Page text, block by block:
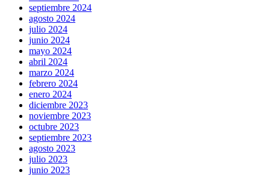
septiembre 2024
agosto 2024
julio 2024
junio 2024
mayo 2024
abril 2024
marzo 2024
febrero 2024
enero 2024
diciembre 2023
noviembre 2023
octubre 2023
septiembre 2023
agosto 2023
julio 2023
junio 2023